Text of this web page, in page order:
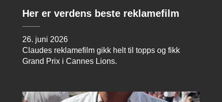
Her er verdens beste reklamefilm
26. juni 2026
Claudes reklamefilm gikk helt til topps og fikk
Grand Prix i Cannes Lions.